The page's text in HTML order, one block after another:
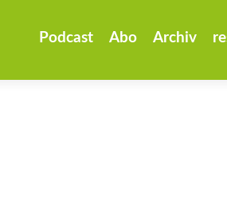
Podcast Abo Archiv